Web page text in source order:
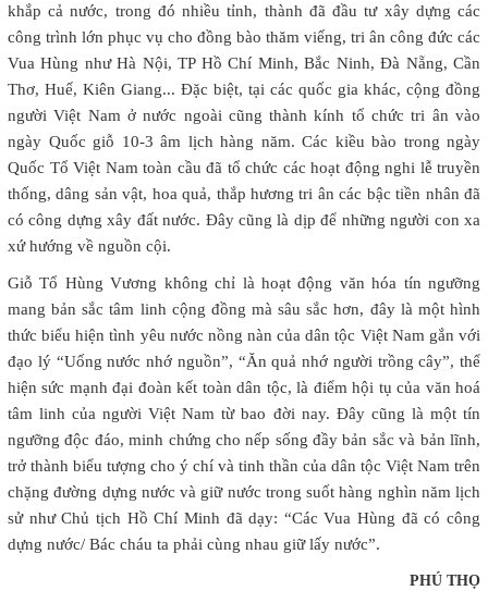
khắp cả nước, trong đó nhiều tỉnh, thành đã đầu tư xây dựng các
công trình lớn phục vụ cho đồng bào thăm viếng, tri ân công đức các
Vua Hùng như Hà Nội, TP Hồ Chí Minh, Bắc Ninh, Đà Nẵng, Cần
Thơ, Huế, Kiên Giang... Đặc biệt, tại các quốc gia khác, cộng đồng
người Việt Nam ở nước ngoài cũng thành kính tổ chức tri ân vào
ngày Quốc giỗ 10-3 âm lịch hàng năm. Các kiều bào trong ngày
Quốc Tổ Việt Nam toàn cầu đã tổ chức các hoạt động nghi lễ truyền
thống, dâng sản vật, hoa quả, thắp hương tri ân các bậc tiền nhân đã
có công dựng xây đất nước. Đây cũng là dịp để những người con xa
xứ hướng về nguồn cội.
Giỗ Tổ Hùng Vương không chỉ là hoạt động văn hóa tín ngưỡng
mang bản sắc tâm linh cộng đồng mà sâu sắc hơn, đây là một hình
thức biểu hiện tình yêu nước nồng nàn của dân tộc Việt Nam gắn với
đạo lý “Uống nước nhớ nguồn”, “Ăn quả nhớ người trồng cây”, thể
hiện sức mạnh đại đoàn kết toàn dân tộc, là điểm hội tụ của văn hoá
tâm linh của người Việt Nam từ bao đời nay. Đây cũng là một tín
ngưỡng độc đáo, minh chứng cho nếp sống đầy bản sắc và bản lĩnh,
trở thành biểu tượng cho ý chí và tinh thần của dân tộc Việt Nam trên
chặng đường dựng nước và giữ nước trong suốt hàng nghìn năm lịch
sử như Chủ tịch Hồ Chí Minh đã dạy: “Các Vua Hùng đã có công
dựng nước/ Bác cháu ta phải cùng nhau giữ lấy nước”.
PHÚ THỌ